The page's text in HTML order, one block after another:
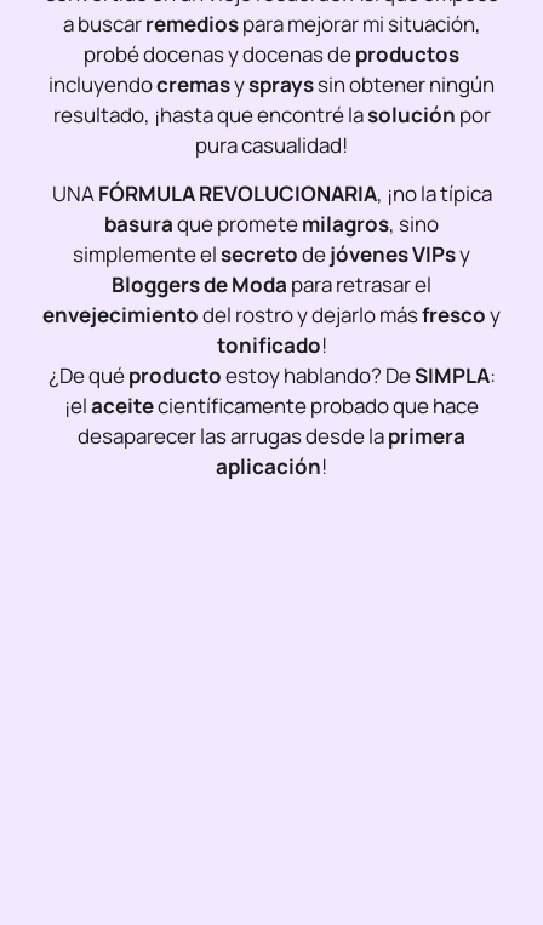
a buscarremediospara mejorar mi situación,
probé docenas y docenas deproductos
incluyendocremasysprayssin obtener ningún
resultado, ¡hasta que encontré lasolución por
pura casualidad!
UNAFÓRMULA REVOLUCIONARIA, ¡no la típica
basuraque prometemilagros, sino
simplemente elsecretodejóvenes VIPsy
Bloggers de Moda para retrasar el
envejecimientodel rostro y dejarlo másfrescoy
tonificado!
¿De quéproductoestoy hablando? DeSIMPLA:
¡elaceitecientíficamente probado que hace
desaparecer las arrugas desde laprimera
aplicación!